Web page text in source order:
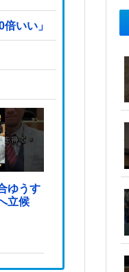
いい」
ゆうす
立候